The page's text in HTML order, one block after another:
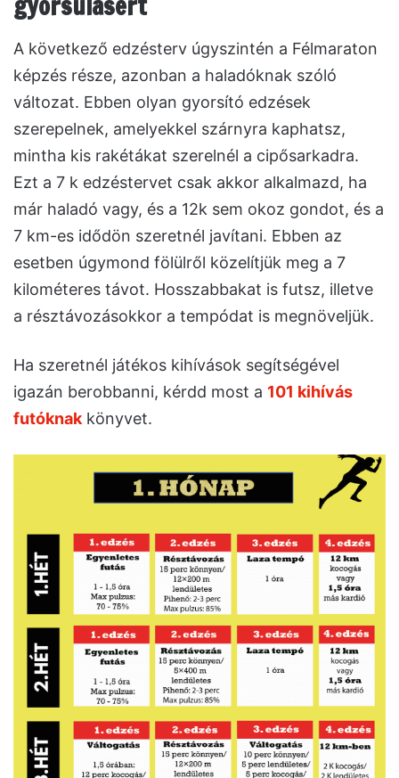
A következő edzésterv úgyszintén a Félmaraton
képzés része, azonban a haladóknak szóló
változat. Ebben olyan gyorsító edzések
szerepelnek, amelyekkel szárnyra kaphatsz,
mintha kis rakétákat szerelnél a cipősarkadra.
Ezt a 7 k edzéstervet csak akkor alkalmazd, ha
már haladó vagy, és a 12k sem okoz gondot, és a
7 km-es idődön szeretnél javítani. Ebben az
esetben úgymond fölülről közelítjük meg a 7
kilométeres távot. Hosszabbakat is futsz, illetve
a résztávozásokkor a tempódat is megnöveljük.
Ha szeretnél játékos kihívások segítségével
igazán berobbanni, kérdd most a 101 kihívás
futóknak könyvet.